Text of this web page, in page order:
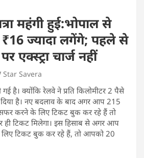
महंगी हुई:भोपाल से
ज्यादा लगेंगे; पहले से
एक्स्ट्रा चार्ज नहीं
Star Savera
है। क्योंकि रेलवे ने प्रति किलोमीटर 2 पैसे
दिया है। नए बदलाव के बाद अगर आप 215
सफर करने के लिए टिकट बुक कर रहे हैं तो
टिकट मिलेगा। इस हिसाब से अगर आप
लिए टिकट बुक कर रहे हैं, तो आपको 20